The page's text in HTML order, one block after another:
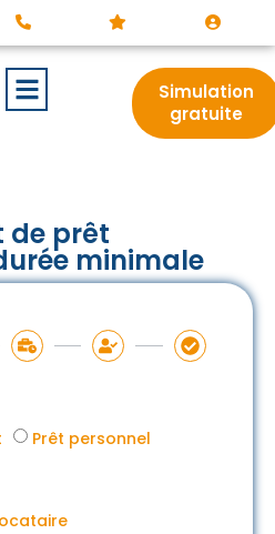
Simulation
gratuite
de prêt
minimale
Prêt personnel